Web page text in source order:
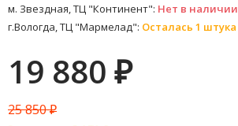
м. Звездная, ТЦ "Континент": Нет в наличии
г.Вологда, ТЦ "Мармелад": Осталась 1 штука
19 880 ₽
25 850₽